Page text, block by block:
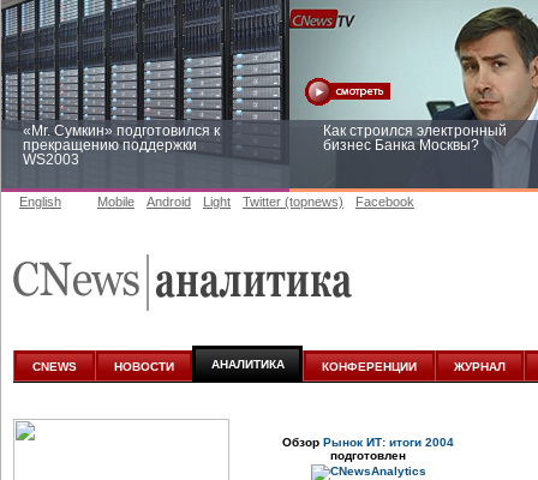
«Mr. Сумкин» подготовился к
прекращению поддержки
WS2003
Как строился электронный
бизнес Банка Москвы?
аналитике
English Mobile Android Light Twitter (topnews) Facebook
CNEWS НОВОСТИ АНАЛИТИКА КОНФЕРЕНЦИИ ЖУРНАЛ
Обзор Рынок ИТ: итоги 2004
подготовлен